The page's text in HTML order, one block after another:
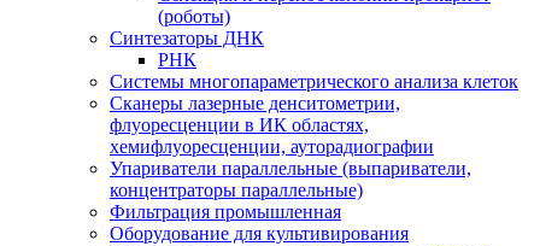
(роботы)
Синтезаторы ДНК
РНК
Системы многопараметрического анализа клеток
Сканеры лазерные денситометрии,
флуоресценции в ИК областях,
хемифлуоресценции, ауторадиографии
Упариватели параллельные (выпариватели,
концентраторы параллельные)
Фильтрация промышленная
Оборудование для культивирования